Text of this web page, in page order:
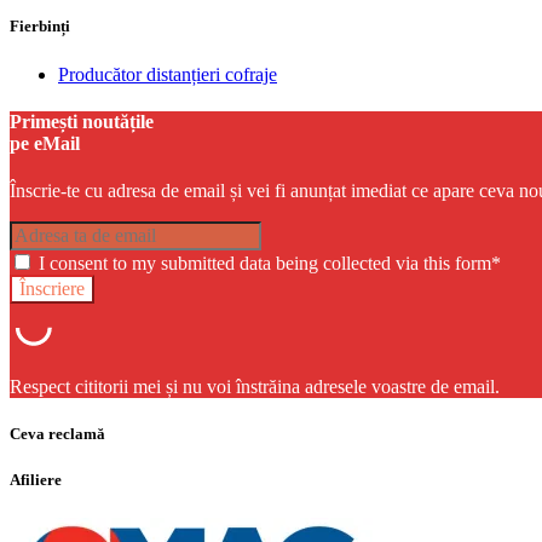
Fierbinți
Producător distanțieri cofraje
Primești noutățile
pe eMail
Înscrie-te cu adresa de email și vei fi anunțat imediat ce apare ceva
I consent to my submitted data being collected via this form*
Respect cititorii mei și nu voi înstrăina adresele voastre de email.
Ceva reclamă
Afiliere